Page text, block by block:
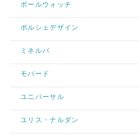
ボールウォッチ
ポルシェデザイン
ミネルバ
モバード
ユニバーサル
ユリス・ナルダン